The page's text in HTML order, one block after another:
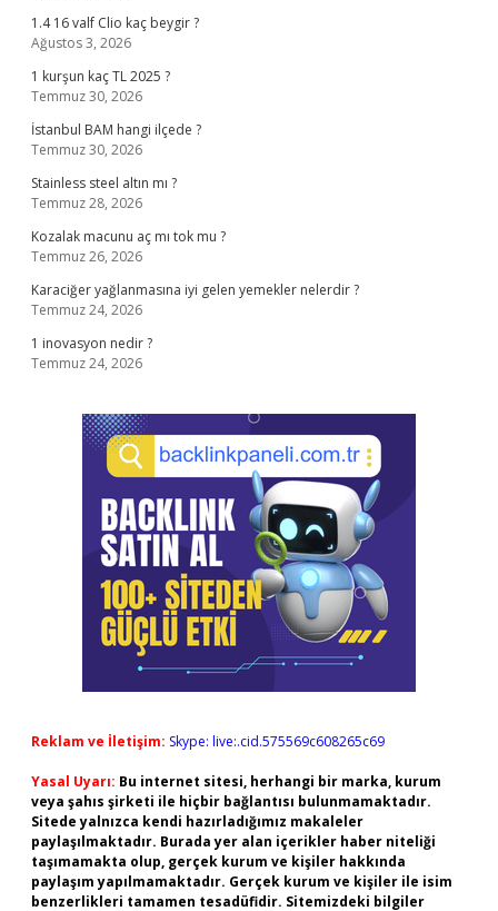
1.4 16 valf Clio kaç beygir ?
Ağustos 3, 2026
1 kurşun kaç TL 2025 ?
Temmuz 30, 2026
İstanbul BAM hangi ilçede ?
Temmuz 30, 2026
Stainless steel altın mı ?
Temmuz 28, 2026
Kozalak macunu aç mı tok mu ?
Temmuz 26, 2026
Karaciğer yağlanmasına iyi gelen yemekler nelerdir ?
Temmuz 24, 2026
1 inovasyon nedir ?
Temmuz 24, 2026
Reklam ve İletişim: Skype: live:.cid.575569c608265c69
Yasal Uyarı: Bu internet sitesi, herhangi bir marka, kurum
veya şahıs şirketi ile hiçbir bağlantısı bulunmamaktadır.
Sitede yalnızca kendi hazırladığımız makaleler
paylaşılmaktadır. Burada yer alan içerikler haber niteliği
taşımamakta olup, gerçek kurum ve kişiler hakkında
paylaşım yapılmamaktadır. Gerçek kurum ve kişiler ile isim
benzerlikleri tamamen tesadüfidir. Sitemizdeki bilgiler